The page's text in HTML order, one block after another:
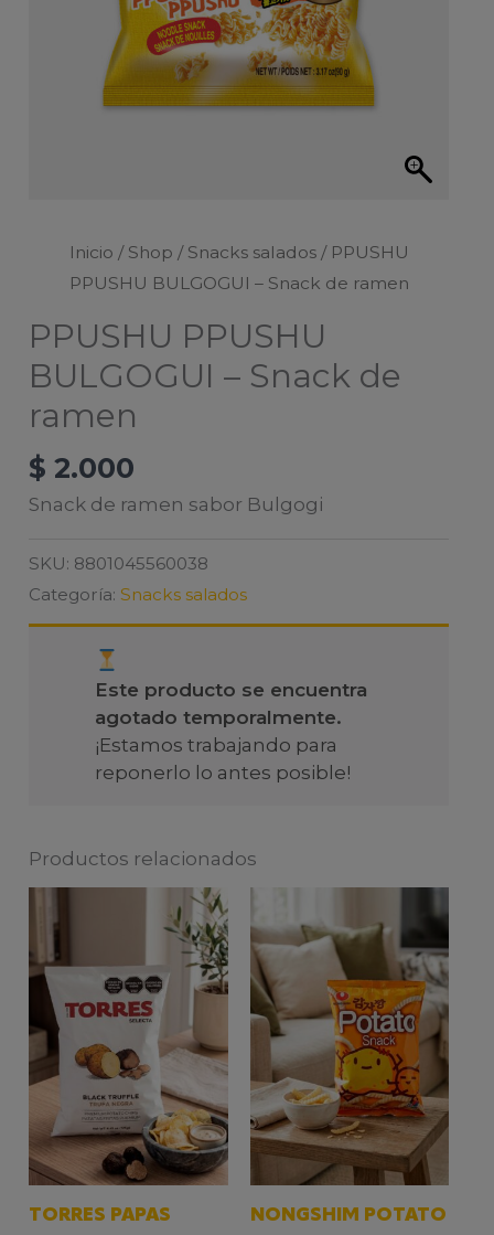
Inicio / Shop / Snacks salados/ PPUSHU
PPUSHU BULGOGUI – Snack de ramen
PPUSHU PPUSHU
BULGOGUI – Snack de
ramen
$ 2.000
Snack de ramen sabor Bulgogi
SKU: 8801045560038
Categoría:Snacks salados
Este producto se encuentra
agotado temporalmente.
¡Estamos trabajando para
reponerlo lo antes posible!
Productos relacionados
TORRES PAPAS
NONGSHIM POTATO